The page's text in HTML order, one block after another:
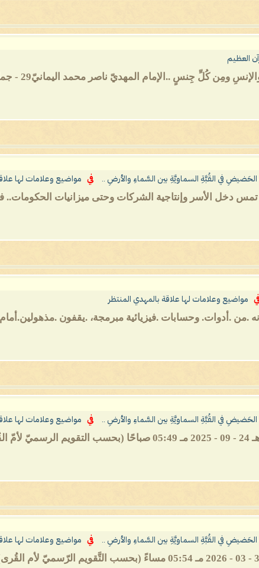
العظيم
جِنسٍ ..الإمام المهديّ ناصر محمد اليمانيّ29 - جمادى الآخرة -...
في القُبَّةِ السماويَّةِ بين السَّماءِ والأرضِ .. في مواضيع وعلامات لها
تمس دخل الأسر وإنتاجية الشركات وحتى ميزانيات
مواضيع وعلامات لها علاقة بالمهدي المنتظر
.من .أدوات. وحسابات .فيزيائية مبرمجة، .يقفون
في القُبَّةِ السماويَّةِ بين السَّماءِ والأرضِ .. في مواضيع وعلامات لها
في القُبَّةِ السماويَّةِ بين السَّماءِ والأرضِ .. في مواضيع وعلامات لها